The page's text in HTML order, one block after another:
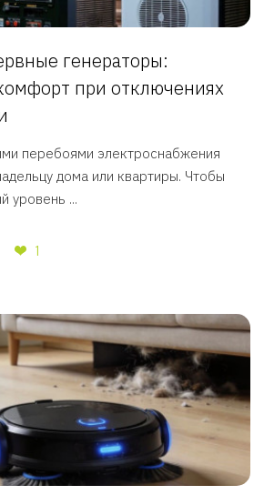
генераторы:
при отключениях
перебоями электроснабжения
дома или квартиры. Чтобы
уровень ...
1